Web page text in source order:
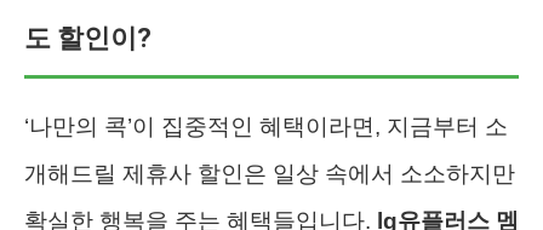
도 할인이?
‘나만의 콕’이 집중적인 혜택이라면, 지금부터 소
개해드릴 제휴사 할인은 일상 속에서 소소하지만
확실한 행복을 주는 혜택들입니다. lg유플러스 멤